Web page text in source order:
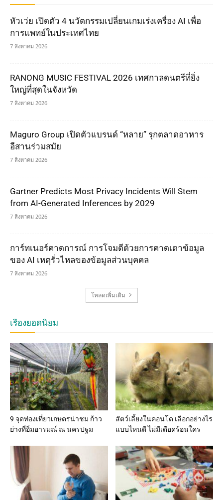
หัวเว่ย เปิดตัว 4 นวัตกรรมเปลี่ยนเกมเร่งเครื่อง AI เพื่อ
การแพทย์ในประเทศไทย
7 สิงหาคม 2026
RANONG MUSIC FESTIVAL 2026 เทศกาลดนตรีที่ยิ่ง
ใหญ่ที่สุดในจังหวัด
7 สิงหาคม 2026
Maguro Group เปิดตัวแบรนด์ “หลาย” รุกตลาดอาหาร
อีสานร่วมสมัย
7 สิงหาคม 2026
Gartner Predicts Most Privacy Incidents Will Stem
from AI-Generated Inferences by 2029
7 สิงหาคม 2026
การ์ทเนอร์คาดการณ์ การโจมตีด้วยการคาดเดาข้อมูล
ของ AI เหตุรั่วไหลของข้อมูลส่วนบุคคล
7 สิงหาคม 2026
โหลดเพิ่มเติม
เรื่องยอดนิยม
9 จุดท่องเที่ยวเกษตรน่าชม ก้าว
ย่างที่อิ่มอารมณ์ ณ นครปฐม
สัตว์เลี้ยงในคอนโด เลือกอย่างไร
แบบไหนดี ไม่มีเดือดร้อนใคร